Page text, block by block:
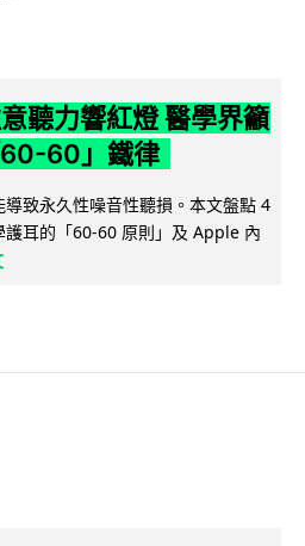
聽力響紅燈 醫學界籲
60」鐵律
致永久性噪音性聽損。本文盤點 4
耳的「60-60 原則」及 Apple 內